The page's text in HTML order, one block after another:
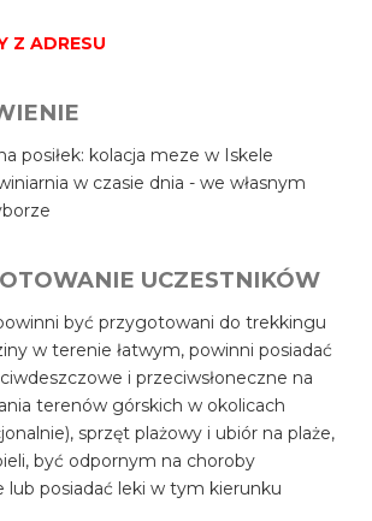
Z ADRESU
posiłek: kolacja meze w Iskele
w czasie dnia - we własnym
UCZESTNIKÓW
być przygotowani do trekkingu
w terenie łatwym, powinni posiadać
i przeciwsłoneczne na
terenów górskich w okolicach
sprzęt plażowy i ubiór na plaże,
być odpornym na choroby
lub posiadać leki w tym kierunku